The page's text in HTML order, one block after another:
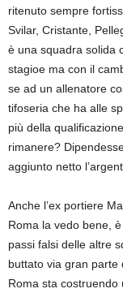
ritenuto sempre
Svilar, Cristante,
è una squadra solida
stagioe ma con il
se ad un allenatore
tifoseria che ha alle
più della
rimanere?
aggiunto netto
Anche l’ex portiere
Roma la vedo bene,
passi falsi delle altre
buttato via gran parte
Roma sta costruendo